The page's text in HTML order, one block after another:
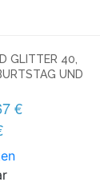
GLITTER 40,
UND
€